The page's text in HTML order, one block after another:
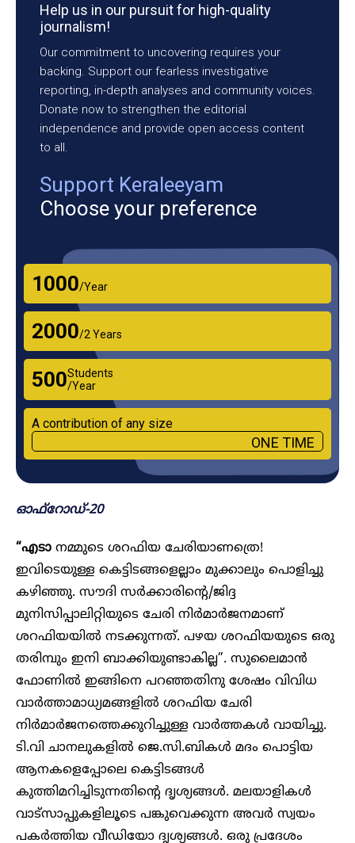
Help us in our pursuit for high-quality
journalism!
Our commitment to uncovering requires your
backing. Support our fearless investigative
reporting, in-depth analyses and community voices.
Donate now to strengthen the editorial
independence and provide open access content
to all.
Support Keraleeyam
Choose your preference
₹1000/Year
₹2000/2 Years
₹500Students
/Year
A contribution of any size
ONE TIME
ഓഫ്‌റോഡ്-20
“എടാ നമ്മുടെ ശറഫിയ ചേരിയാണത്രെ!
ഇവിടെയുള്ള കെട്ടിടങ്ങളെല്ലാം മുക്കാലും പൊളിച്ചു
കഴിഞ്ഞു. സൗദി സർക്കാരിന്റെ/ജിദ്ദ
മുനിസിപ്പാലിറ്റിയുടെ ചേരി നിർമാർജനമാണ്
ശറഫിയയിൽ നടക്കുന്നത്. പഴയ ശറഫിയയുടെ ഒരു
തരിമ്പും ഇനി ബാക്കിയുണ്ടാകില്ല”. സുലൈമാൻ
ഫോണിൽ ഇങ്ങിനെ പറഞ്ഞതിനു ശേഷം വിവിധ
വാർത്താമാധ്യമങ്ങളിൽ ശറഫിയ ചേരി
നിർമാർജനത്തെക്കുറിച്ചുള്ള വാർത്തകൾ വായിച്ചു.
ടി.വി ചാനലുകളിൽ ജെ.സി.ബികൾ മദം പൊട്ടിയ
ആനകളെപ്പോലെ കെട്ടിടങ്ങൾ
കുത്തിമറിച്ചിടുന്നതിന്റെ ദൃശ്യങ്ങൾ. മലയാളികൾ
വാട്സാപ്പുകളിലൂടെ പങ്കുവെക്കുന്ന അവർ സ്വയം
പകർത്തിയ വീഡിയോ ദൃശ്യങ്ങൾ. ഒരു പ്രദേശം